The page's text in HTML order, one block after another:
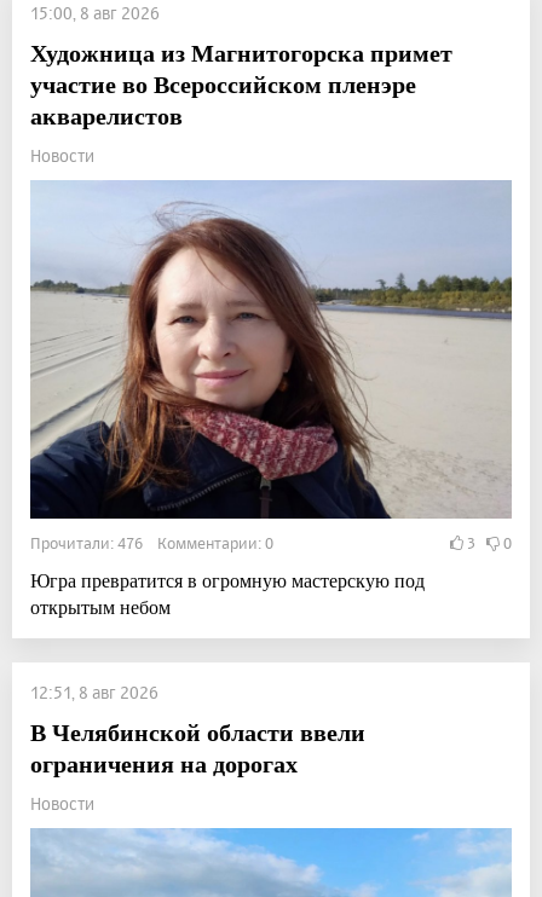
15:00, 8 авг 2026
Художница из Магнитогорска примет
участие во Всероссийском пленэре
акварелистов
Новости
Прочитали: 476 Комментарии: 0 3 0
Югра превратится в огромную мастерскую под
открытым небом
12:51, 8 авг 2026
В Челябинской области ввели
ограничения на дорогах
Новости